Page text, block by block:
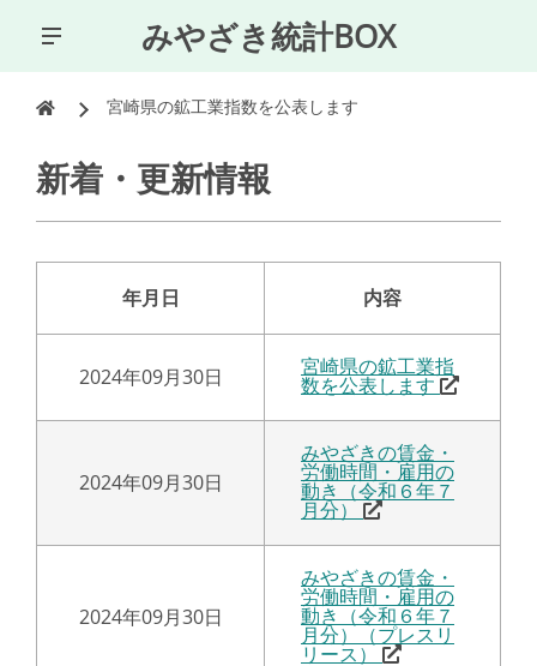
みやざき統計BOX
宮崎県の鉱工業指数を公表します
新着・更新情報
年月日 内容
2024年09月30日
宮崎県の鉱工業指
数を公表します
2024年09月30日
みやざきの賃金・
労働時間・雇用の
動き（令和６年７
月分）
2024年09月30日
みやざきの賃金・
労働時間・雇用の
動き（令和６年７
月分）（プレスリ
リース）